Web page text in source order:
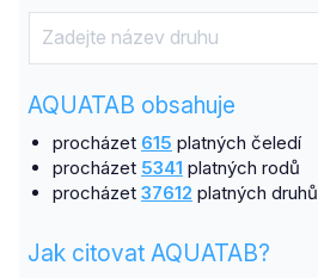
AQUATAB obsahuje
procházet 615 platných čeledí
procházet 5341 platných rodů
procházet 37612 platných druhů
Jak citovat AQUATAB?